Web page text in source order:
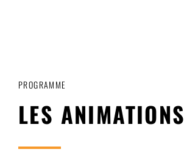
PROGRAMME
LES ANIMATIONS